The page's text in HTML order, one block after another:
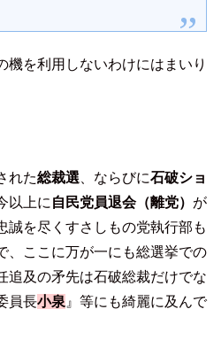
機を利用しないわけにはまいり
れた総裁選 、ならびに石破ショ
以上に 自民党員退会（離党） が
誠を尽くすさしもの党執行部も
、ここに万が一にも総選挙での
追及の矛先は石破総裁だけでな
員長小泉 』等にも綺麗に及んで